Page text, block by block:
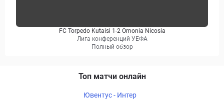
FC Torpedo Kutaisi 1-2 Omonia Nicosia
Лига конференций УЕФА
Полный обзор
Топ матчи онлайн
Ювентус - Интер